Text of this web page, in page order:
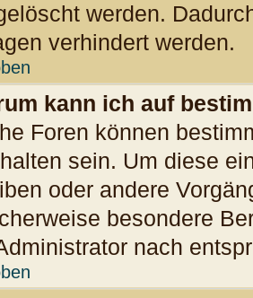
werden.
verhindert werden.
kann ich auf
Foren können
sein. Um diese
oder andere
besondere
nach